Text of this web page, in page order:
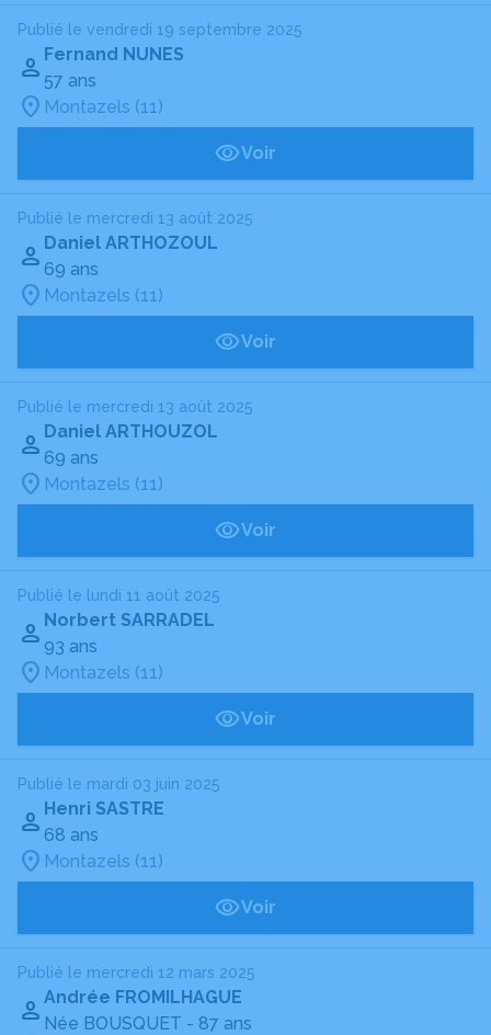
Publié le vendredi 19 septembre 2025
Fernand NUNES
57 ans
Montazels (11)
Voir
Publié le mercredi 13 août 2025
Daniel ARTHOZOUL
69 ans
Montazels (11)
Voir
Publié le mercredi 13 août 2025
Daniel ARTHOUZOL
69 ans
Montazels (11)
Voir
Publié le lundi 11 août 2025
Norbert SARRADEL
93 ans
Montazels (11)
Voir
Publié le mardi 03 juin 2025
Henri SASTRE
68 ans
Montazels (11)
Voir
Publié le mercredi 12 mars 2025
Andrée FROMILHAGUE
Née BOUSQUET - 87 ans